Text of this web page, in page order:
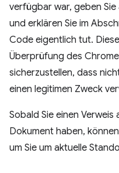
verfügbar war, geben Sie
und erklären Sie im
Code eigentlich tut.
Überprüfung des
sicherzustellen, dass
einen legitimen Zweck
Sobald Sie einen
Dokument haben,
um Sie um aktuelle